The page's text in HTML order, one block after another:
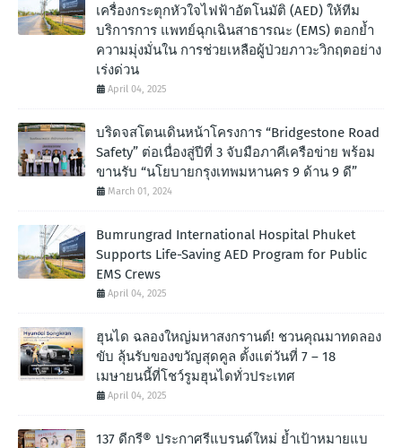
เครื่องกระตุกหัวใจไฟฟ้าอัตโนมัติ (AED) ให้ทีม
บริการการ แพทย์ฉุกเฉินสาธารณะ (EMS) ตอกย้ำ
ความมุ่งมั่นใน การช่วยเหลือผู้ป่วยภาวะวิกฤตอย่าง
เร่งด่วน
April 04, 2025
บริดจสโตนเดินหน้าโครงการ “Bridgestone Road
Safety” ต่อเนื่องสู่ปีที่ 3 จับมือภาคีเครือข่าย พร้อม
ขานรับ “นโยบายกรุงเทพมหานคร 9 ด้าน 9 ดี”
March 01, 2024
Bumrungrad International Hospital Phuket
Supports Life-Saving AED Program for Public
EMS Crews
April 04, 2025
ฮุนได ฉลองใหญ่มหาสงกรานต์! ชวนคุณมาทดลอง
ขับ ลุ้นรับของขวัญสุดคูล ตั้งแต่วันที่ 7 – 18
เมษายนนี้ที่โชว์รูมฮุนไดทั่วประเทศ
April 04, 2025
137 ดีกรี® ประกาศรีแบรนด์ใหม่ ย้ำเป้าหมายแบ